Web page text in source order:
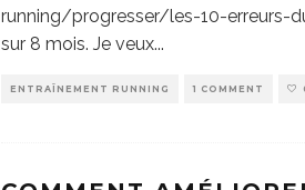
running/progresser/les-10-erreurs-
sur 8 mois. Je veux...
ENTRAÎNEMENT RUNNING 1 COMMENT